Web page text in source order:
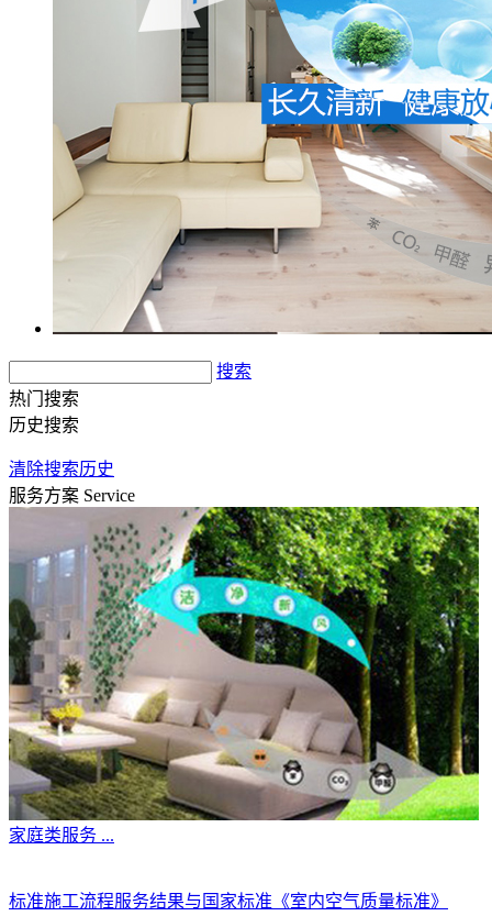
搜索
热门搜索
历史搜索
清除搜索历史
服务方案 Service
家庭类服务 ...
标准施工流程服务结果与国家标准《室内空气质量标准》